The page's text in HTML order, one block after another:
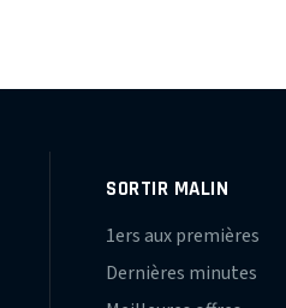
SORTIR MALIN
1ers aux premières
Dernières minutes